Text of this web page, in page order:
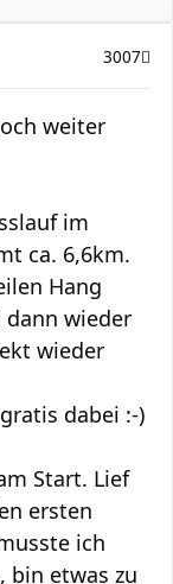
3007
weiter
im
ca. 6,6km.
Hang
dann wieder
wieder
dabei :-)
Start. Lief
ersten
ich
bin etwas zu